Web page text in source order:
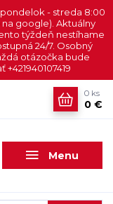
- streda 8:00
na google). Aktuálny
týždeň nestíhame
24/7. Osobný
otázočka bude
Menu
0 ks
0 €